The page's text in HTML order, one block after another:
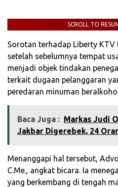
SCROLL TO
Sorotan terhadap Liberty KTV
setelah sebelumnya tempat
menjadi objek tindakan
terkait dugaan pelanggaran
peredaran minuman
Baca Juga : Markas Judi
Jakbar Digerebek, 24
Menanggapi hal tersebut,
C.Me., angkat bicara. Ia
yang berkembang di tengah